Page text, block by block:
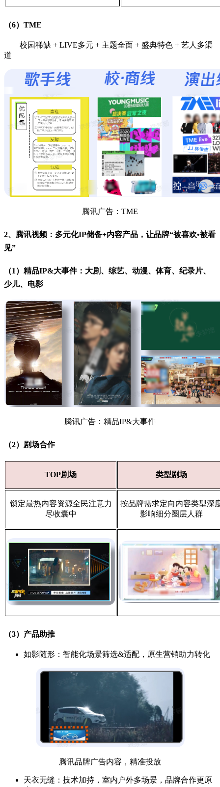
（6）TME
校园稀缺 + LIVE多元 + 主题全面 + 盛典特色 + 艺人多渠
道
腾讯广告：TME
2、腾讯视频：多元化IP储备+内容产品，让品牌“被喜欢•被看
见”
（1）精品IP&大事件：大剧、综艺、动漫、体育、纪录片、
少儿、电影
腾讯广告：精品IP&大事件
（2）剧场合作
TOP剧场 类型剧场
锁定最热内容资源全民注意力
尽收囊中
按品牌需求定向内容类型深
影响细分圈层人群
（3）产品助推
如影随形：智能化场景筛选&适配，原生营销助力转化
腾讯品牌广告内容，精准投放
天衣无缝：技术加持，室内户外多场景，品牌合作更原